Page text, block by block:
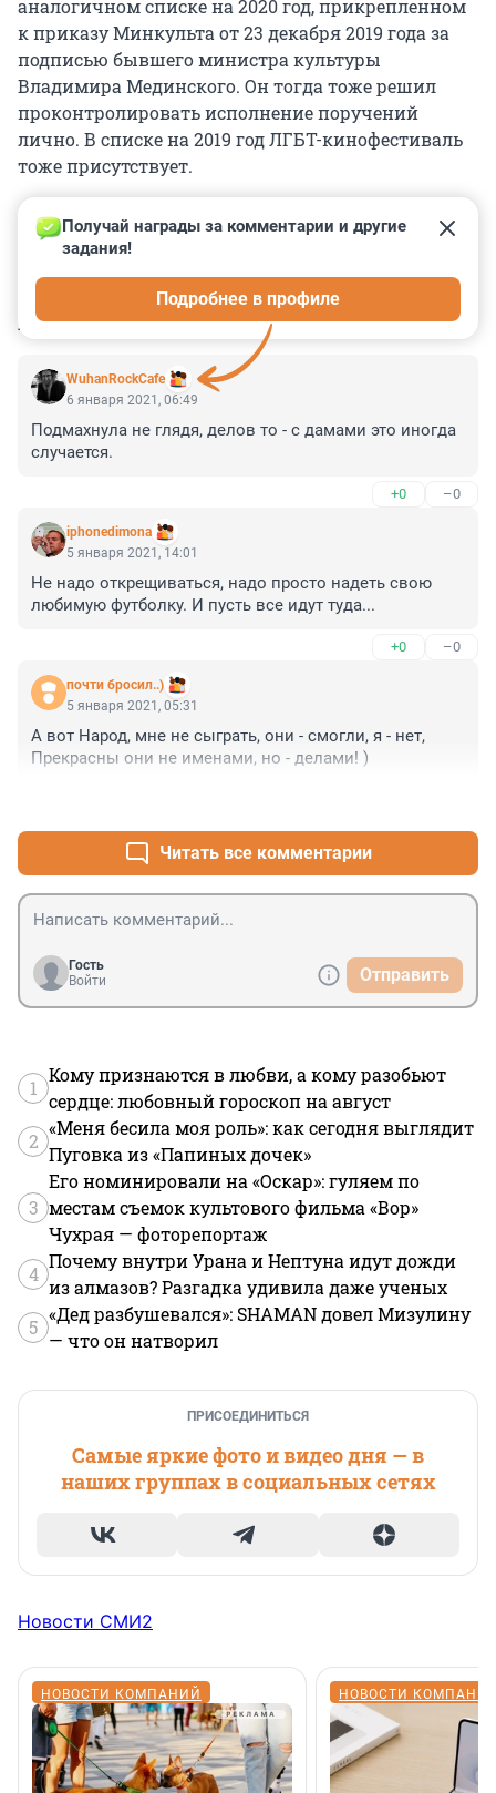
аналогичном списке на 2020 год, прикрепленном
к приказу Минкульта от 23 декабря 2019 года за
подписью бывшего министра культуры
Владимира Мединского. Он тогда тоже решил
проконтролировать исполнение поручений
лично. В списке на 2019 год ЛГБТ-кинофестиваль
тоже присутствует.
КОММЕНТАРИИ 16
WuhanRockCafe
Получай награды за комментарии и другие
задания!
Подробнее в профиле
6 января 2021, 06:49
Подмахнула не глядя, делов то - с дамами это иногда
случается.
+0 –0
iphonedimona
5 января 2021, 14:01
Не надо открещиваться, надо просто надеть свою
любимую футболку. И пусть все идут туда...
+0 –0
почти бросил..)
5 января 2021, 05:31
А вот Народ, мне не сыграть, они - смогли, я - нет,
Прекрасны они не именами, но - делами! )
Читать все комментарии
Гость
Войти
Отправить
1
Кому признаются в любви, а кому разобьют
сердце: любовный гороскоп на август
2
«Меня бесила моя роль»: как сегодня выглядит
Пуговка из «Папиных дочек»
3
Его номинировали на «Оскар»: гуляем по
местам съемок культового фильма «Вор»
Чухрая — фоторепортаж
4
Почему внутри Урана и Нептуна идут дожди
из алмазов? Разгадка удивила даже ученых
5
«Дед разбушевался»: SHAMAN довел Мизулину
— что он натворил
ПРИСОЕДИНИТЬСЯ
Самые яркие фото и видео дня — в
наших группах в социальных сетях
Новости СМИ2
НОВОСТИ КОМПАНИЙ НОВОСТИ